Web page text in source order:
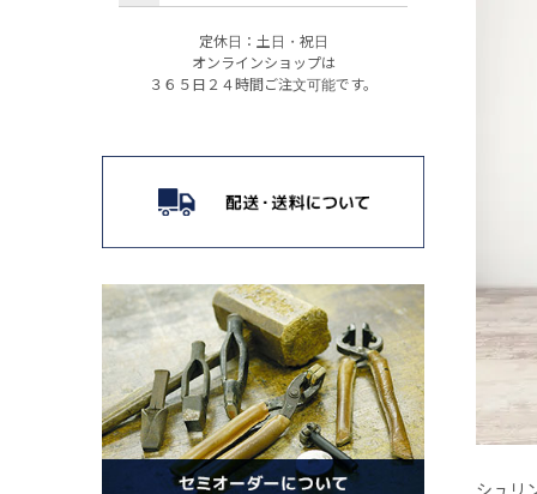
シュリ
定休日：土日・祝日
オンラインショップは
３６５日２４時間ご注文可能です。